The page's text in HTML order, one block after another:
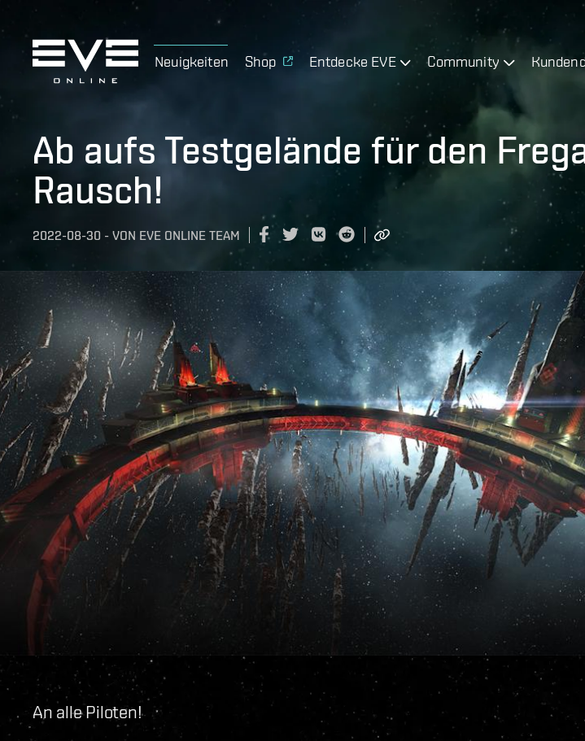
Neuigkeiten Shop Entdecke EVE Community
Ab aufs Testgelände für den
Rausch!
2022-08-30 - VON EVE ONLINE TEAM
An alle Piloten!